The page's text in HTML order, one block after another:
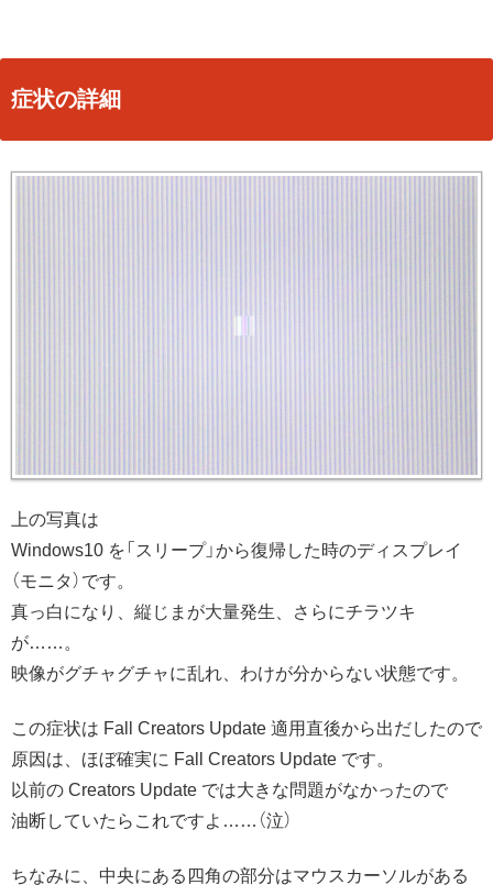
症状の詳細
上の写真は
Windows10 を「スリープ」から復帰した時のディスプレイ
（モニタ）です。
真っ白になり、縦じまが大量発生、さらにチラツキ
が……。
映像がグチャグチャに乱れ、わけが分からない状態です。
この症状は Fall Creators Update 適用直後から出だしたので
原因は、ほぼ確実に Fall Creators Update です。
以前の Creators Update では大きな問題がなかったので
油断していたらこれですよ……（泣）
ちなみに、中央にある四角の部分はマウスカーソルがある